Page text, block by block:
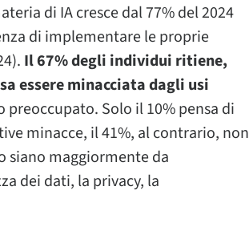
di IA cresce dal 77% del 2024
di implementare le proprie
Il 67% degli individui ritiene,
essere minacciata dagli usi
Solo il 10% pensa di
minacce, il 41%, al contrario, non
siano maggiormente da
dei dati, la privacy, la